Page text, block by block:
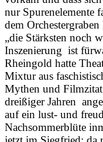
nur Spurenelemente
dem
„die Stärksten noch
Inszenierung ist
Rheingold hatte
Mixtur aus
Mythen und
dreißiger Jahren
auf ein lust- und
Nachsommerblüte